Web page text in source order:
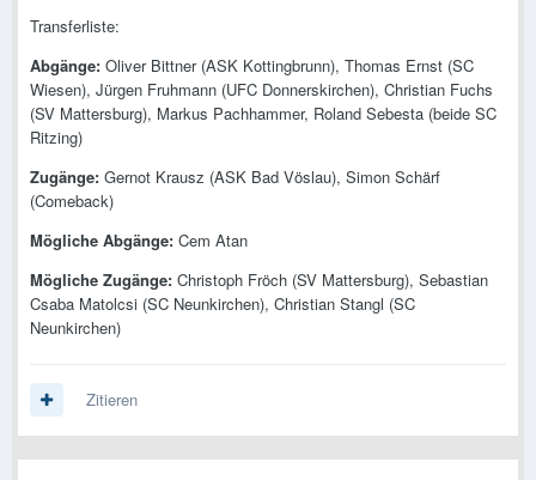
Transferliste:
Abgänge: Oliver Bittner (ASK Kottingbrunn), Thomas Ernst (SC
Wiesen), Jürgen Fruhmann (UFC Donnerskirchen), Christian Fuchs
(SV Mattersburg), Markus Pachhammer, Roland Sebesta (beide SC
Ritzing)
Zugänge: Gernot Krausz (ASK Bad Vöslau), Simon Schärf
(Comeback)
Mögliche Abgänge: Cem Atan
Mögliche Zugänge: Christoph Fröch (SV Mattersburg), Sebastian
Csaba Matolcsi (SC Neunkirchen), Christian Stangl (SC
Neunkirchen)
Zitieren